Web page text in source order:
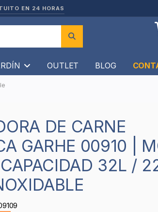
EN 24 HORAS
OUTLET BLOG
GARHE 00910 |
32L /